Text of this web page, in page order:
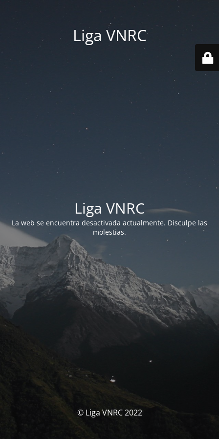
Liga VNRC
Liga VNRC
La web se encuentra desactivada actualmente. Disculpe las
molestias.
© Liga VNRC 2022